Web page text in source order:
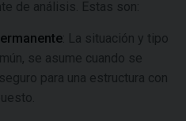
de análisis. Estas son:
: La situación y tipo
se asume cuando se
para una estructura con